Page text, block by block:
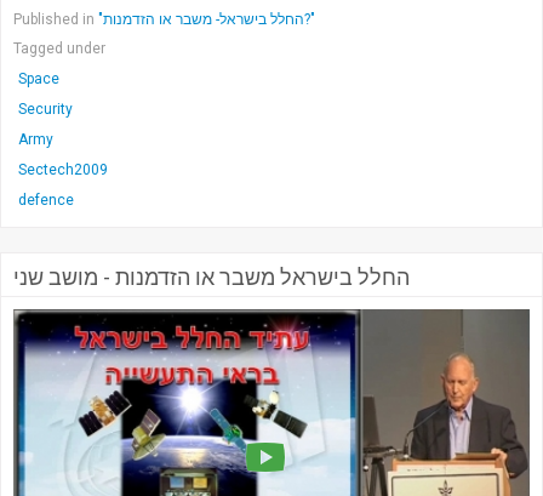
Published in
"החלל בישראל- משבר או הזדמנות?"
Tagged under
Space
Security
Army
Sectech2009
defence
החלל בישראל משבר או הזדמנות - מושב שני